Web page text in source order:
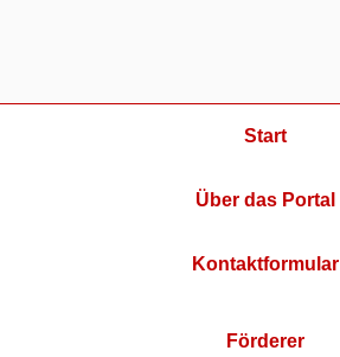
Start
Über das Portal
Kontaktformular
Förderer